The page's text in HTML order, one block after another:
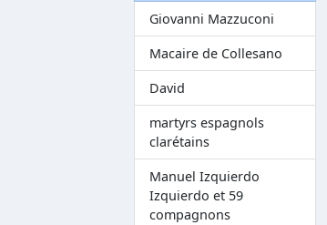
Giovanni Mazzuconi
Macaire de Collesano
David
martyrs espagnols
clarétains
Manuel Izquierdo
Izquierdo et 59
compagnons